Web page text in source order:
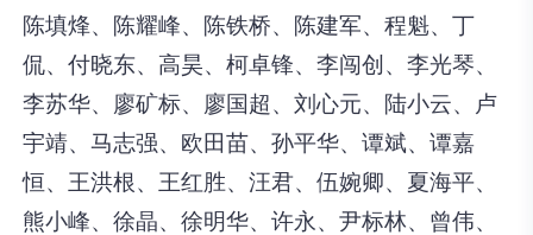
陈填烽、陈耀峰、陈铁桥、陈建军、程魁、丁
侃、付晓东、高昊、柯卓锋、李闯创、李光琴、
李苏华、廖矿标、廖国超、刘心元、陆小云、卢
宇靖、马志强、欧田苗、孙平华、谭斌、谭嘉
恒、王洪根、王红胜、汪君、伍婉卿、夏海平、
熊小峰、徐晶、徐明华、许永、尹标林、曾伟、